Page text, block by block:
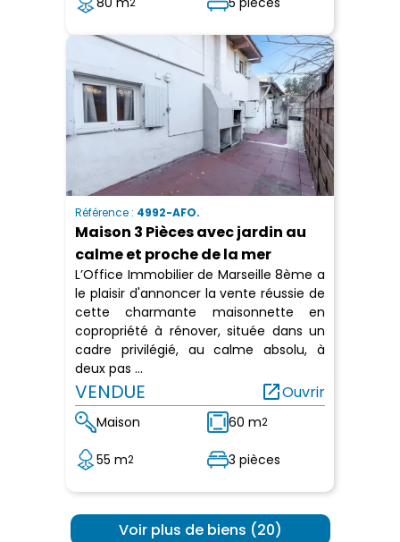
Référence : 4992-AFO.
Maison 3 Pièces avec jardin au
calme et proche de la mer
L’Office Immobilier de Marseille 8ème a
le plaisir d'annoncer la vente réussie de
cette charmante maisonnette en
copropriété à rénover, située dans un
cadre privilégié, au calme absolu, à
deux pas ...
VENDUE open_in_newOuvrir
Maison 60 m2
55 m2 3 pièces
Voir plus de biens (20)